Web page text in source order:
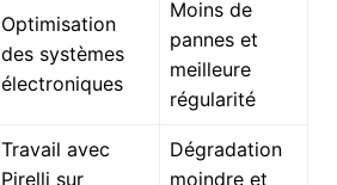
Optimisation
des systèmes
électroniques
Moins de
pannes et
meilleure
régularité
Travail avec
Pirelli sur
Dégradation
moindre et